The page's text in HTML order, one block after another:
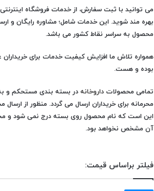
می توانید با ثبت سفارش، از خدمات فروشگاه
بهره مند شوید. این خدمات شامل؛ مشاوره رایگان و
محصول به سراسر نقاط کشور می باشد.
همواره تلاش ما افزایش کیفیت خدمات برای خریداران
بوده و هست.
تمامی محصولاتداروخانه در بسته بندی مستحکم و
محرمانه برای خریداران ارسال می گردد. منظور از ارسال
این است که نام محصول روی بسته درج نمی شود و
آن مشخص نخواهد بود.
فیلتر براساس قیمت: